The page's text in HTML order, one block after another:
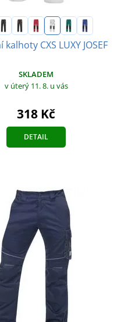
CXS LUXY JOSEF
SKLADEM
v úterý 11. 8. u vás
318 Kč
DETAIL